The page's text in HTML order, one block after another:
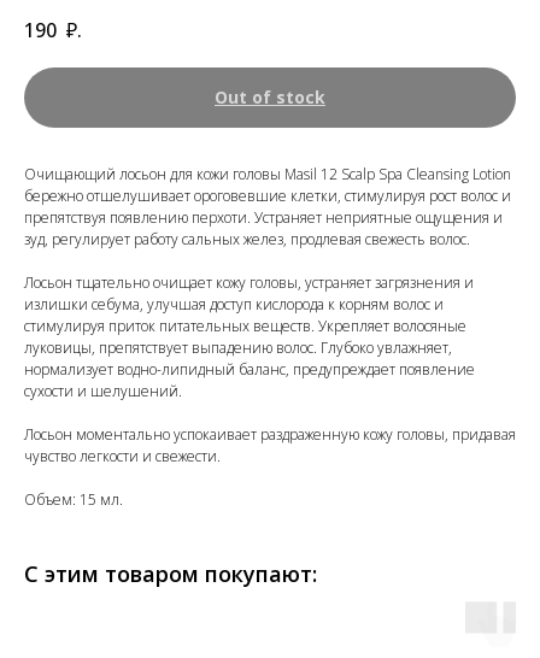
190 ₽.
Out of stock
Очищающий лосьон для кожи головы Masil 12 Scalp Spa Cleansing Lotion
бережно отшелушивает ороговевшие клетки, стимулируя рост волос и
препятствуя появлению перхоти. Устраняет неприятные ощущения и
зуд, регулирует работу сальных желез, продлевая свежесть волос.
Лосьон тщательно очищает кожу головы, устраняет загрязнения и
излишки себума, улучшая доступ кислорода к корням волос и
стимулируя приток питательных веществ. Укрепляет волосяные
луковицы, препятствует выпадению волос. Глубоко увлажняет,
нормализует водно-липидный баланс, предупреждает появление
сухости и шелушений.
Лосьон моментально успокаивает раздраженную кожу головы, придавая
чувство легкости и свежести.
Объем: 15 мл.
С этим товаром покупают: